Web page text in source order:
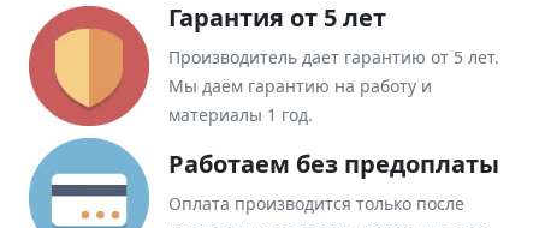
Гарантия от 5 лет
Производитель дает гарантию от 5 лет.
Мы даём гарантию на работу и
материалы 1 год.
Работаем без предоплаты
Оплата производится только после